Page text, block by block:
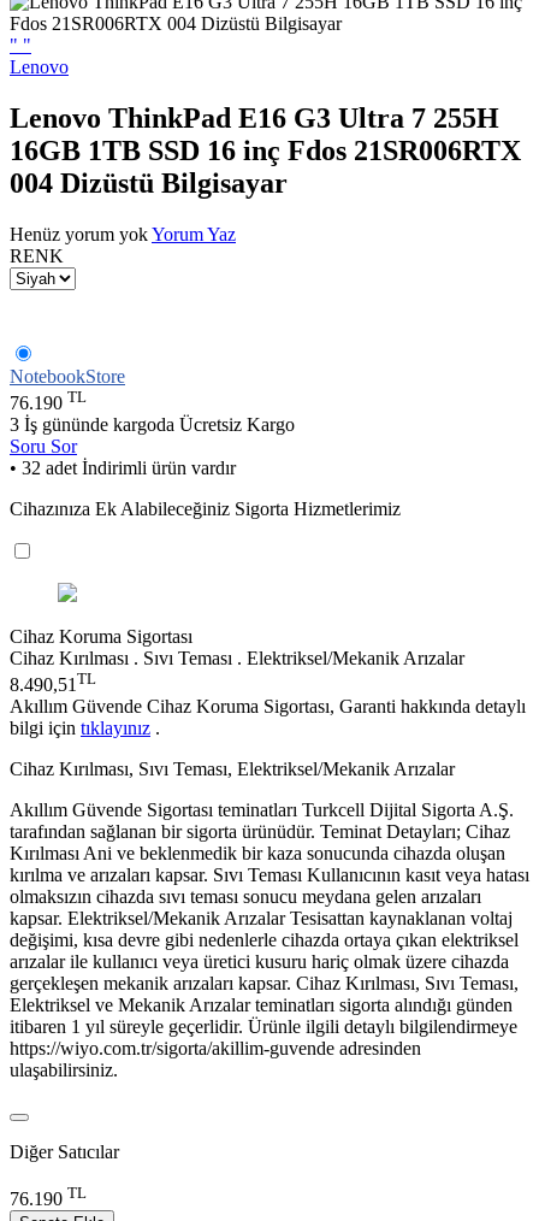
" "
Lenovo
Lenovo ThinkPad E16 G3 Ultra 7 255H
16GB 1TB SSD 16 inç Fdos 21SR006RTX
004 Dizüstü Bilgisayar
Henüz yorum yokYorum Yaz
RENK
NotebookStore
76.190 TL
3 İş gününde kargoda Ücretsiz Kargo
Soru Sor
• 32 adet İndirimli ürün vardır
Cihazınıza Ek Alabileceğiniz Sigorta Hizmetlerimiz
Cihaz Koruma Sigortası
Cihaz Kırılması . Sıvı Teması . Elektriksel/Mekanik Arızalar
8.490,51TL
Akıllım Güvende Cihaz Koruma Sigortası, Garanti hakkında detaylı
bilgi için tıklayınız .
Cihaz Kırılması, Sıvı Teması, Elektriksel/Mekanik Arızalar
Akıllım Güvende Sigortası teminatları Turkcell Dijital Sigorta A.Ş.
tarafından sağlanan bir sigorta ürünüdür. Teminat Detayları; Cihaz
Kırılması Ani ve beklenmedik bir kaza sonucunda cihazda oluşan
kırılma ve arızaları kapsar. Sıvı Teması Kullanıcının kasıt veya hatası
olmaksızın cihazda sıvı teması sonucu meydana gelen arızaları
kapsar. Elektriksel/Mekanik Arızalar Tesisattan kaynaklanan voltaj
değişimi, kısa devre gibi nedenlerle cihazda ortaya çıkan elektriksel
arızalar ile kullanıcı veya üretici kusuru hariç olmak üzere cihazda
gerçekleşen mekanik arızaları kapsar. Cihaz Kırılması, Sıvı Teması,
Elektriksel ve Mekanik Arızalar teminatları sigorta alındığı günden
itibaren 1 yıl süreyle geçerlidir. Ürünle ilgili detaylı bilgilendirmeye
https://wiyo.com.tr/sigorta/akillim-guvende adresinden
ulaşabilirsiniz.
Diğer Satıcılar
76.190 TL